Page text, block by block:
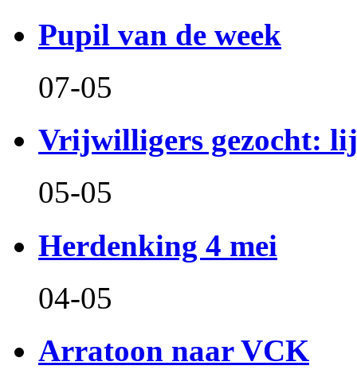
Pupil van de week
07-05
Vrijwilligers gezocht:
05-05
Herdenking 4 mei
04-05
Arratoon naar VCK